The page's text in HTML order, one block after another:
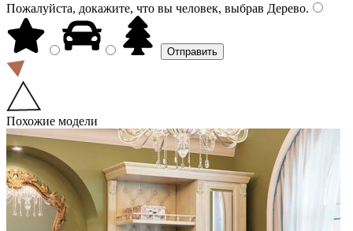
Пожалуйста, докажите, что вы человек, выбрав Дерево.
Похожие модели